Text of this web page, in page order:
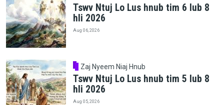
Tswv Ntuj Lo Lus hnub tim 6 lub 8
hli 2026
Aug 06, 2026
Zaj Nyeem Niaj Hnub
Tswv Ntuj Lo Lus hnub tim 5 lub 8
hli 2026
Aug 05, 2026